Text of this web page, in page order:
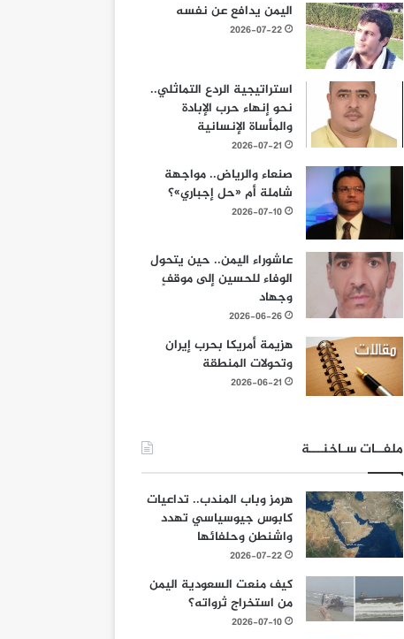
اليمن يدافع عن نفسه
2026-07-22
استراتيجية الردع التماثلي..
نحو إنهاء حرب الإبادة
والمأساة الإنسانية
2026-07-21
صنعاء والرياض.. مواجهة
شاملة أم «حل إجباري»؟
2026-07-10
عاشوراء اليمن.. حين يتحول
الوفاء للحسين إلى موقفٍ
وجهاد
2026-06-26
هزيمة أمريكا بحرب إيران
وتحولات المنطقة
2026-06-21
ملفــات سـاخنـــة
هرمز وباب المندب.. تداعيات
كابوس جيوسياسي تهدد
واشنطن وحلفائها
2026-07-22
كيف منعت السعودية اليمن
من استخراج ثرواته؟
2026-07-10